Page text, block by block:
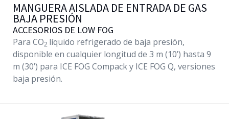
MANGUERA AISLADA DE ENTRADA DE GAS
BAJA PRESIÓN
ACCESORIOS DE LOW FOG
Para CO2 líquido refrigerado de baja presión,
disponible en cualquier longitud de 3 m (10’) hasta 9
m (30’) para ICE FOG Compack y ICE FOG Q, versiones
baja presión.